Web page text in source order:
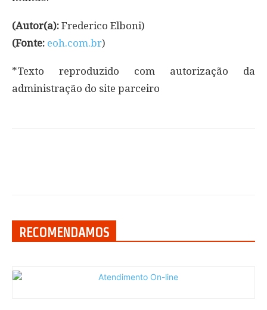
(Autor(a): Frederico Elboni)
(Fonte: eoh.com.br)
*Texto reproduzido com autorização da
administração do site parceiro
RECOMENDAMOS